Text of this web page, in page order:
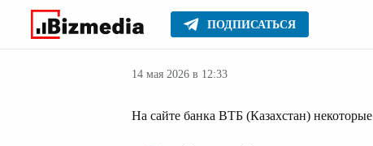
ПОДПИСАТЬСЯ
Главное Серьезное Деньги
14 мая 2026 в 12:33
На сайте банка ВТБ (Казахстан)